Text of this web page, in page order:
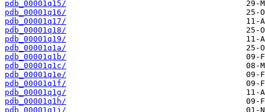
pdb_00001q15/
pdb_00001q16/
pdb_00001q17/
pdb_00001q18/
pdb_00001q19/
pdb_00001q1a/
pdb_00001q1b/
pdb_00001q1c/
pdb_00001q1e/
pdb_00001q1f/
pdb_00001q1g/
pdb_00001q1h/
pdb_00001q1j/